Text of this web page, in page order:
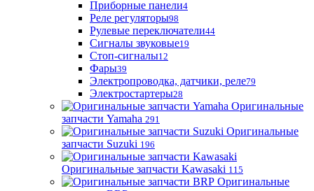
Приборные панели4
Реле регуляторы98
Рулевые переключатели44
Сигналы звуковые19
Стоп-сигналы12
Фары39
Электропроводка, датчики, реле79
Электростартеры28
Оригинальные
запчасти Yamaha 291
Оригинальные
запчасти Suzuki 196
Оригинальные запчасти Kawasaki 115
Оригинальные